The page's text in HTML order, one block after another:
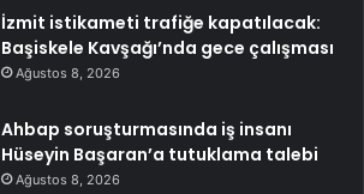
İzmit istikameti trafiğe kapatılacak:
Başiskele Kavşağı’nda gece çalışması
Ağustos 8, 2026
Ahbap soruşturmasında iş insanı
Hüseyin Başaran’a tutuklama talebi
Ağustos 8, 2026